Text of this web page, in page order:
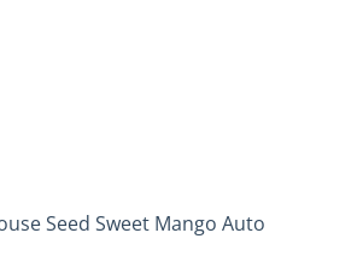
Seed Sweet Mango Auto